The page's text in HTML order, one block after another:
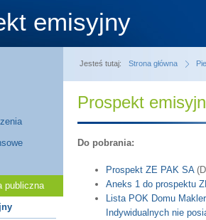
emisyjny
publiczna
Jesteś tutaj: Strona główna
Prospekt
Do pobrania:
Prospekt ZE PAK SA
Aneks 1 do prospektu
Lista POK Domu
Indywidualnych nie